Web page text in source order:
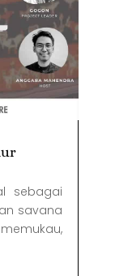
sebagai
savana